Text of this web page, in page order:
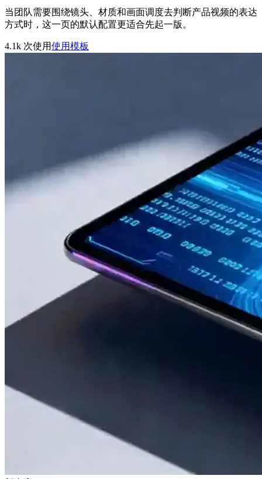
当团队需要围绕镜头、材质和画面调度去判断产品视频的表达
方式时，这一页的默认配置更适合先起一版。
4.1k 次使用使用模板